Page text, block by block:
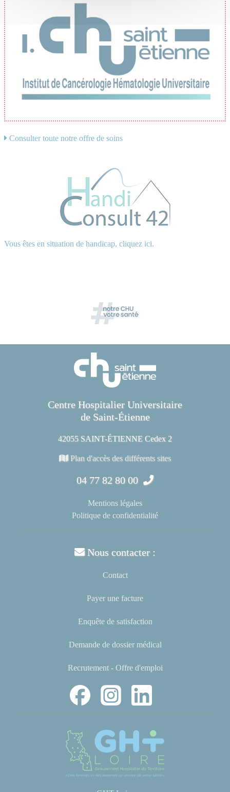
Consulter toute notre offre de soins
Vous êtes en situation de handicap, cliquez ici.
Centre Hospitalier Universitaire
de Saint-Étienne
42055 SAINT-ÉTIENNE Cedex 2
Plan d'accès des différents sites
04 77 82 80 00
Mentions légales
Politique de confidentialité
Nous contacter :
Contact
Payer une facture
Enquête de satisfaction
Demande de dossier médical
Recrutement - Offre d'emploi